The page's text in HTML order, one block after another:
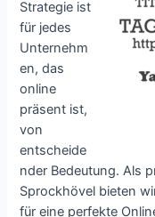
Strategie ist
für jedes
Unternehm
en, das
online
präsent ist,
von
entscheide
nder Bedeutung. Als
Sprockhövel bieten
für eine perfekte